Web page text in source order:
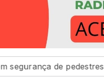
pedestres e condutores